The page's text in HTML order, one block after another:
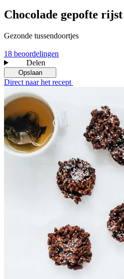
Chocolade gepofte
Gezonde tussendoortjes
18 beoordelingen
Delen
Opslaan
Direct naar het recept